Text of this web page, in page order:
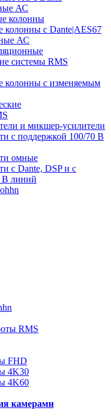
АС
колонны
колонны с Dante|AES67
АС
системы RMS
колонны с изменяемым
и микшер-усилители
с поддержкой 100/70 В
омные
с Dante, DSP и с
В линий
RMS
FHD
4K30
4K60
камерами